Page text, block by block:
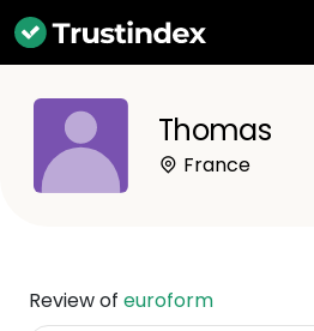
Thomas
France
Review of euroform